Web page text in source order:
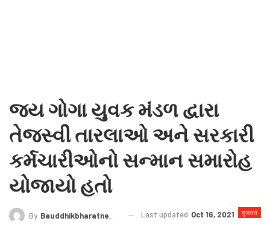
જય ગોગા યુવક મંડળ દ્વારા
તેજસ્વી તારલાઓ અને સરકારી
કર્મચારીઓનો સન્માન સમારોહ
યોજાયો હતો
गुजरात
By Bauddhikbharatnews@gmail.com Last updated Oct 16, 2021